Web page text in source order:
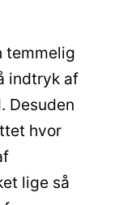
temmelig
indtryk af
Desuden
hvor
lige så